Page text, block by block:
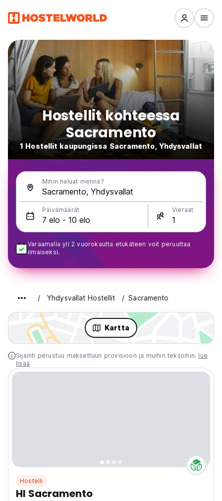
Hostellit kohteessa
Sacramento
1 Hostellit kaupungissa Sacramento, Yhdysvallat
Mihin haluat mennä?
Päivämäärät Vieraat
Varaamalla yli 2 vuorokautta etukäteen voit peruuttaa
ilmaiseksi.
Yhdysvallat Hostellit Sacramento
Kartta
Sijainti perustuu maksettuun provisioon ja muihin tekijöihin. lue
lisää
Hostelli
HI Sacramento